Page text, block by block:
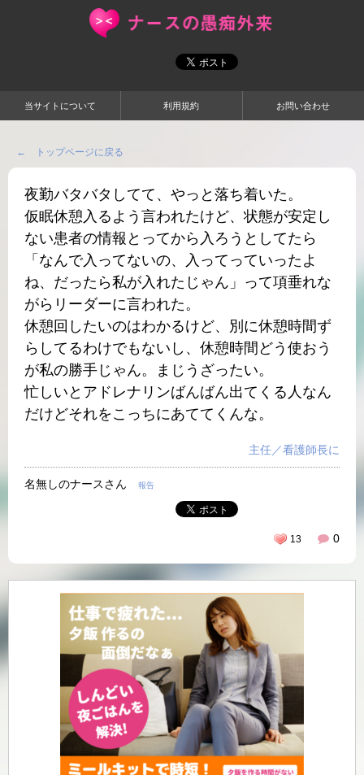
当サイトについて 利用規約 お問い合わせ
← トップページに戻る
夜勤バタバタしてて、やっと落ち着いた。
仮眠休憩入るよう言われたけど、状態が安定し
ない患者の情報とってから入ろうとしてたら
「なんで入ってないの、入ってっていったよ
ね、だったら私が入れたじゃん」って項垂れな
がらリーダーに言われた。
休憩回したいのはわかるけど、別に休憩時間ず
らしてるわけでもないし、休憩時間どう使おう
が私の勝手じゃん。まじうざったい。
忙しいとアドレナリンばんばん出てくる人なん
だけどそれをこっちにあててくんな。
主任／看護師長に
名無しのナースさん 報告
0
13